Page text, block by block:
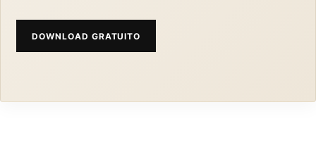
DOWNLOAD GRATUITO